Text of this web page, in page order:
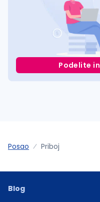
Podelite
Posao Priboj
Blog